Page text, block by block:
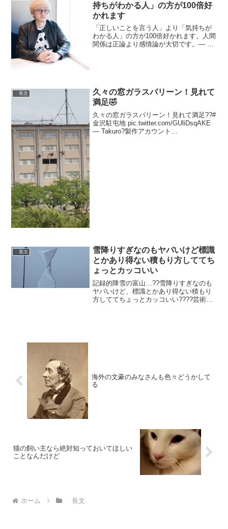
持ちがわかる人」の方が100倍好
かれます
「正しいことを言う人」より「気持ちが
わかる人」の方が100倍好かれます。人間
関係は正論より感情論が大切です。— じ
長文
久々の窓ガラスパリーン！見れて
満足🤣
久々の窓ガラスパリーン！見れて満足??#
金沢駐屯地 pic.twitter.com/GUliDsqAKE
— Takuro?製作アカウント
長文
雪降りすぎなのもヤバいけど標識
とかあり得ない積もり方しててち
ょっとカッコいい
記録的降雪の富山…??雪降りすぎなのも
ヤバいけど、標識とかあり得ない積もり
方しててちょっとカッコいい????芸術的
海外の文豪のみなさんも色々どうかして
る
猫の飼い主なら絶対知っておいてほしい
ことなんだけど
ホーム 長文